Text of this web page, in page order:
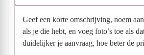
Geef een korte omschrijving, noem
als je die hebt, en voeg foto’s toe als
duidelijker je aanvraag, hoe beter de